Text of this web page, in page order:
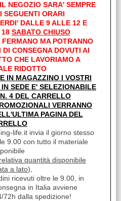
NEGOZIO SARA' SEMPRE
SEGUENTI ORARI
DALLE 9 ALLE 12 E
SABATO CHIUSO
MA POTRANNO
CONSEGNA DOVUTI AI
CHE LAVORIAMO A
RIDOTTO
IN MAGAZZINO I VOSTRI
SEDE E' SELEZIONABILE
4 DEL CARRELLO
VERRANNO
PAGINA DEL
life.it invia il giorno stesso
9.00 con tutto il materiale
quantità disponibile
a lato),
ricevuti oltre le 9.00, in
in Italia avviene
72h dalla spedizione!